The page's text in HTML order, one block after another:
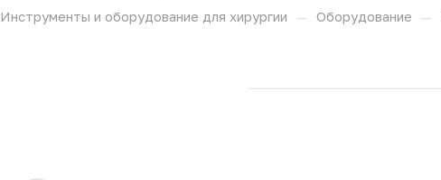
Инструменты и оборудование для хирургии — Оборудование —